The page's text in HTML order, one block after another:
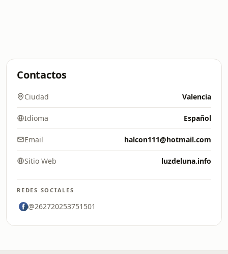
Contactos
Ciudad Valencia
Idioma Español
Email halcon111@hotmail.com
Sitio Web luzdeluna.info
REDES SOCIALES
@262720253751501